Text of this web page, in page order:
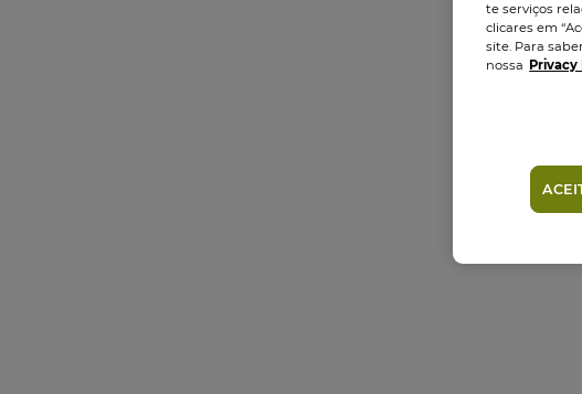
te serviços
clicares em
site. Para
nossa Privacy